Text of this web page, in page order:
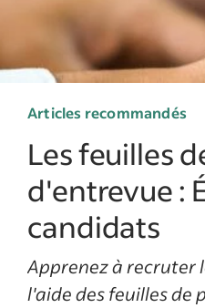
Articles recommandés
Les feuilles
d'entrevue :
candidats
Apprenez à recruter
l'aide des feuilles de